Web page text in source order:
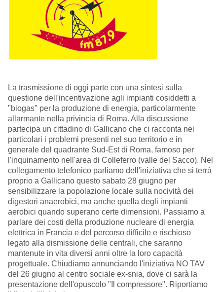
La trasmissione di oggi parte con una sintesi sulla
questione dell'incentivazione agli impianti cosiddetti a
"biogas" per la produzione di energia, particolarmente
allarmante nella privincia di Roma. Alla discussione
partecipa un cittadino di Gallicano che ci racconta nei
particolari i problemi presenti nel suo territorio e in
generale del quadrante Sud-Est di Roma, famoso per
l'inquinamento nell'area di Colleferro (valle del Sacco). Nel
collegamento telefonico parliamo dell'iniziativa che si terrà
proprio a Gallicano questo sabato 28 giugno per
sensibilizzare la popolazione locale sulla nocività dei
digestori anaerobici, ma anche quella degli impianti
aerobici quando superano certe dimensioni. Passiamo a
parlare dei costi della produzione nucleare di energia
elettrica in Francia e del percorso difficile e rischioso
legato alla dismissione delle centrali, che saranno
mantenute in vita diversi anni oltre la loro capacità
progettuale. Chiudiamo annunciando l'iniziativa NO TAV
del 26 giugno al centro sociale ex-snia, dove ci sarà la
presentazione dell'opuscolo "Il compressore". Riportiamo